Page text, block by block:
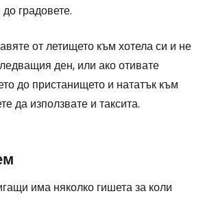
градовете.
от летището към хотела си и не
ден, или ако отивате
до пристанището и нататък към
да използвате и таксита.
има няколко гишета за коли